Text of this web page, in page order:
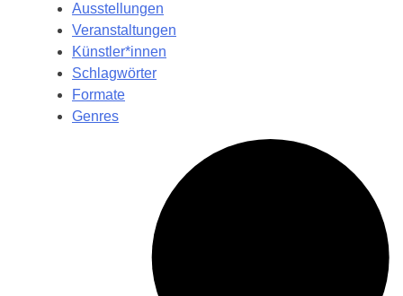
Ausstellungen
Veranstaltungen
Künstler*innen
Schlagwörter
Formate
Genres